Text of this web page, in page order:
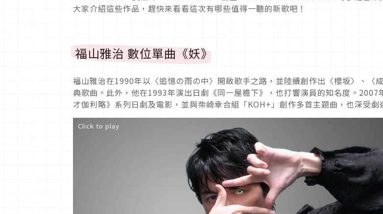
大家介紹這些作品，趕快來看看這次有哪些值得一聽的新歌吧！
福山雅治 數位單曲《妖》
福山雅治在1990年以〈追憶の雨の中〉開啟歌手之路，並陸續創作出〈櫻坂〉、〈
典歌曲。此外，他在1993年演出日劇《同一屋檐下》，也打響演員的知名度。2007
才伽利略》系列日劇及電影，並與柴崎幸合組「KOH+」創作多首主題曲，也深受劇
Click to play